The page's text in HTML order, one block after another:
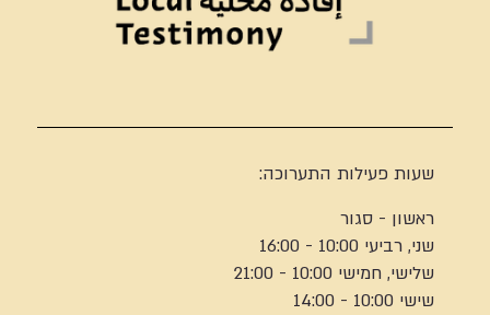
שעות פעילות התערוכה:
ראשון - סגור
שני, רביעי 10:00 - 16:00
שלישי, חמישי 10:00 - 21:00
שישי 10:00 - 14:00